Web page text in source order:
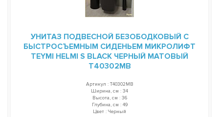
УНИТАЗ ПОДВЕСНОЙ БЕЗОБОДКОВЫЙ С
БЫСТРОСЪЕМНЫМ СИДЕНЬЕМ МИКРОЛИФТ
TEYMI HELMI S BLACK ЧЕРНЫЙ МАТОВЫЙ
T40302MB
Артикул : T40302MB
Ширина, см : 34
Высота, см : 36
Глубина, см : 49
Цвет : Черный